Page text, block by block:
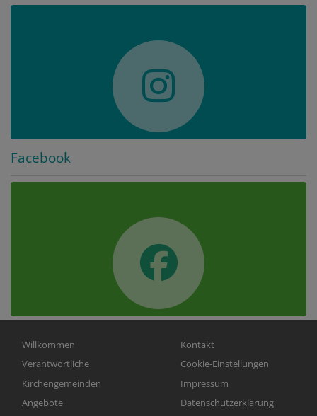
Facebook
Hauptnavigation
Willkommen
Verantwortliche
Kirchengemeinden
Angebote
Fußbereichsmenü
Kontakt
Cookie-Einstellungen
Impressum
Datenschutzerklärung